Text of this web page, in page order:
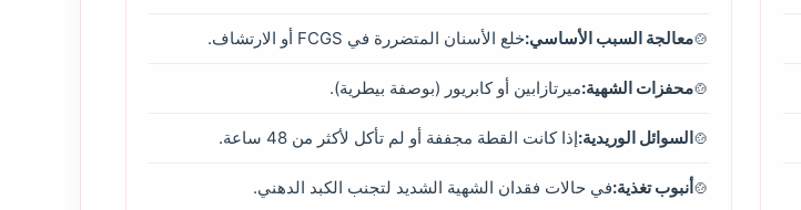
معالجة السبب الأساسي:خلع الأسنان المتضررة في FCGS أو الارتشاف.
محفزات الشهية:ميرتازابين أو كابريور (بوصفة بيطرية).
السوائل الوريدية:إذا كانت القطة مجففة أو لم تأكل لأكثر من 48 ساعة.
أنبوب تغذية:في حالات فقدان الشهية الشديد لتجنب الكبد الدهني.